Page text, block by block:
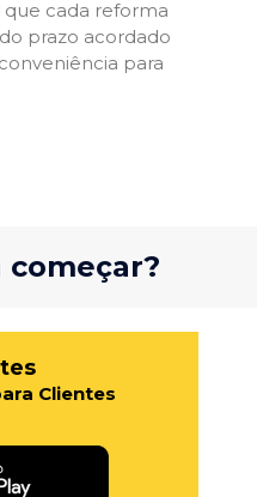
cada reforma
prazo acordado
para
Clientes